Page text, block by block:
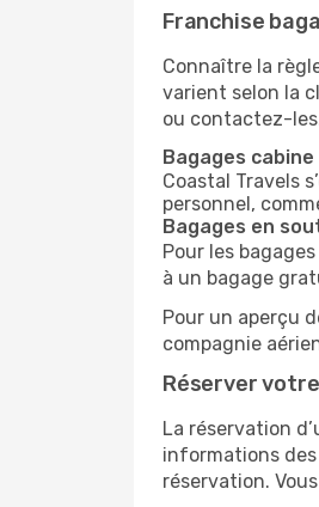
Franchise
Connaître la
varient selon la
ou contactez-
Bagages cabine
Coastal Travels
personnel,
Bagages en
Pour les
à un bagage
Pour un aperçu
compagnie
Réserver
La réservation
informations
réservation.